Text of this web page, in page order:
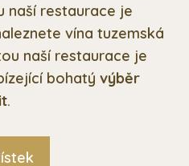
naší restaurace je
vína tuzemská
naší restaurace je
bohatývýběr
.